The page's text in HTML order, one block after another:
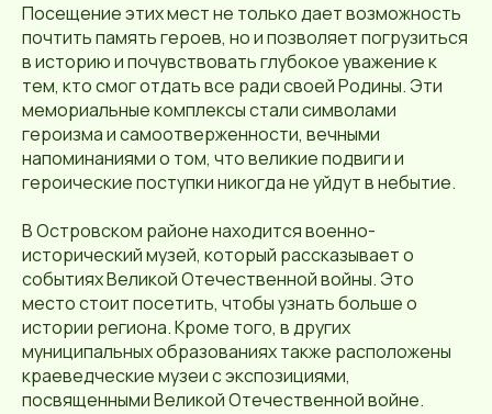
Посещение этих мест не только дает возможность
почтить память героев, но и позволяет погрузиться
в историю и почувствовать глубокое уважение к
тем, кто смог отдать все ради своей Родины. Эти
мемориальные комплексы стали символами
героизма и самоотверженности, вечными
напоминаниями о том, что великие подвиги и
героические поступки никогда не уйдут в небытие.
В Островском районе находится военно-
исторический музей, который рассказывает о
событиях Великой Отечественной войны. Это
место стоит посетить, чтобы узнать больше о
истории региона. Кроме того, в других
муниципальных образованиях также расположены
краеведческие музеи с экспозициями,
посвященными Великой Отечественной войне.